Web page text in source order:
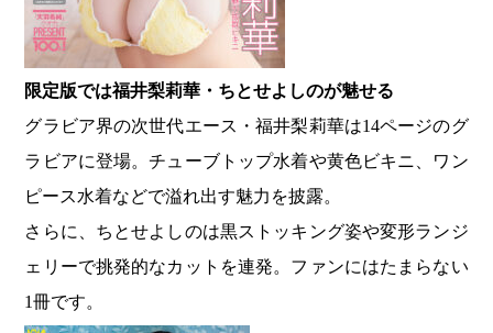
限定版では福井梨莉華・ちとせよしのが魅せる
グラビア界の次世代エース・福井梨莉華は14ページのグ
ラビアに登場。チューブトップ水着や黄色ビキニ、ワン
ピース水着などで溢れ出す魅力を披露。
さらに、ちとせよしのは黒ストッキング姿や変形ランジ
ェリーで挑発的なカットを連発。ファンにはたまらない
1冊です。